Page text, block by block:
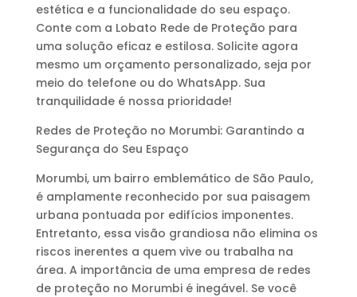
estética e a funcionalidade do seu espaço.
Conte com a Lobato Rede de Proteção para
uma solução eficaz e estilosa. Solicite agora
mesmo um orçamento personalizado, seja por
meio do telefone ou do WhatsApp. Sua
tranquilidade é nossa prioridade!
Redes de Proteção no Morumbi: Garantindo a
Segurança do Seu Espaço
Morumbi, um bairro emblemático de São Paulo,
é amplamente reconhecido por sua paisagem
urbana pontuada por edifícios imponentes.
Entretanto, essa visão grandiosa não elimina os
riscos inerentes a quem vive ou trabalha na
área. A importância de uma empresa de redes
de proteção no Morumbi é inegável. Se você